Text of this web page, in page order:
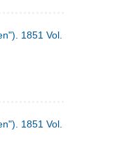
1851 Vol. 2 Nr. 4
1851 Vol. 2 Nr. 6